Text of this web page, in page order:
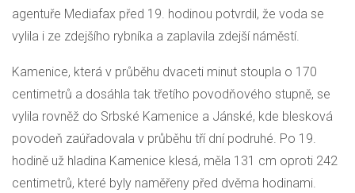
agentuře Mediafax před 19. hodinou potvrdil, že voda se
vylila i ze zdejšího rybníka a zaplavila zdejší náměstí.
Kamenice, která v průběhu dvaceti minut stoupla o 170
centimetrů a dosáhla tak třetího povodňového stupně, se
vylila rovněž do Srbské Kamenice a Jánské, kde blesková
povodeň zaúřadovala v průběhu tří dní podruhé. Po 19.
hodině už hladina Kamenice klesá, měla 131 cm oproti 242
centimetrů, které byly naměřeny před dvěma hodinami.